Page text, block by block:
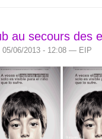
au secours des
05/06/2013 - 12:08 — EIP